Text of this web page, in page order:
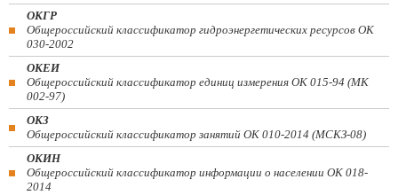
ОКГР
Общероссийский классификатор гидроэнергетических ресурсов ОК
030-2002
ОКЕИ
Общероссийский классификатор единиц измерения ОК 015-94 (МК
002-97)
ОКЗ
Общероссийский классификатор занятий ОК 010-2014 (МСКЗ-08)
ОКИН
Общероссийский классификатор информации о населении ОК 018-
2014